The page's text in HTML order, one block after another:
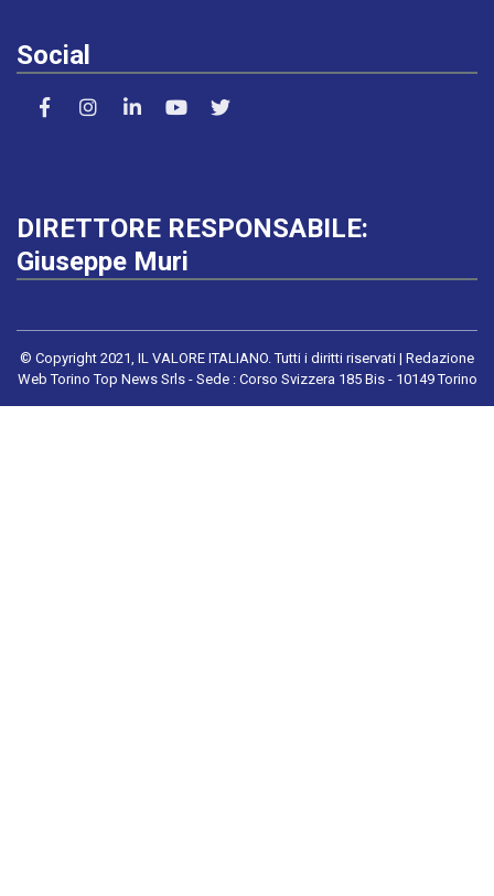
Social
DIRETTORE RESPONSABILE:
Giuseppe Muri
© Copyright 2021, IL VALORE ITALIANO. Tutti i diritti riservati | Redazione
Web Torino Top News Srls - Sede : Corso Svizzera 185 Bis - 10149 Torino